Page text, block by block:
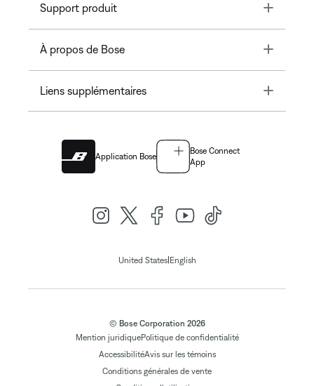
Support produit Toggle
À propos de Bose Toggle
Liens supplémentaires Toggle
Application Bose
Bose Connect
App
United States| English
© Bose Corporation 2026
Mention juridiquePolitique de confidentialité
AccessibilitéAvis sur les témoins
Conditions générales de vente